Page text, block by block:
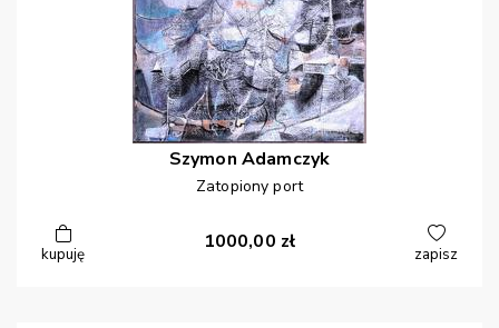
Szymon Adamczyk
Zatopiony port
kupuję
1000,00 zł
zapisz